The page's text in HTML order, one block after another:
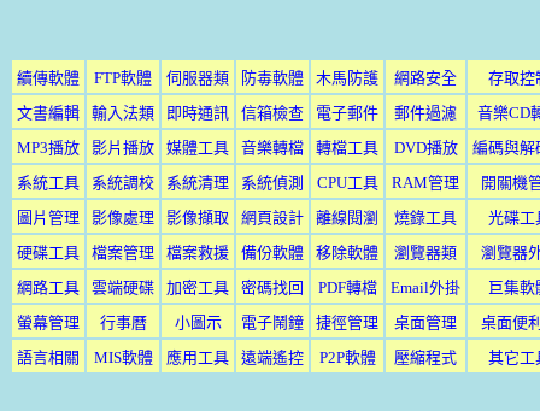
續傳軟體 FTP軟體 伺服器類 防毒軟體 木馬防護 網路安全
存取控
文書編輯
輸入法類 即時通訊 信箱檢查 電子郵件 郵件過濾
音樂CD
MP3播放
影片播放 媒體工具 音樂轉檔 轉檔工具 DVD播放
編碼與解
系統工具
系統調校 系統清理 系統偵測 CPU工具 RAM管理
開關機
圖片管理
影像處理 影像擷取 網頁設計 離線閱瀏 燒錄工具
光碟工
硬碟工具
檔案管理 檔案救援 備份軟體 移除軟體 瀏覽器類
瀏覽器
網路工具
雲端硬碟 加密工具 密碼找回 PDF轉檔 Email外掛
巨集軟
螢幕管理
行事曆 小圖示 電子鬧鐘 捷徑管理 桌面管理
桌面便
語言相關
MIS軟體 應用工具 遠端遙控 P2P軟體 壓縮程式 其它工